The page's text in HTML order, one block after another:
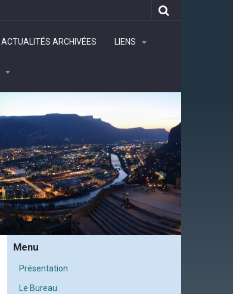
ACTUALITÉS ARCHIVÉES LIENS
Menu
Présentation
Le Bureau